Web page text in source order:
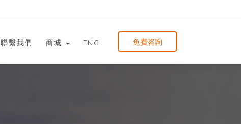
聯繫我們 商城 ENG 免費咨詢